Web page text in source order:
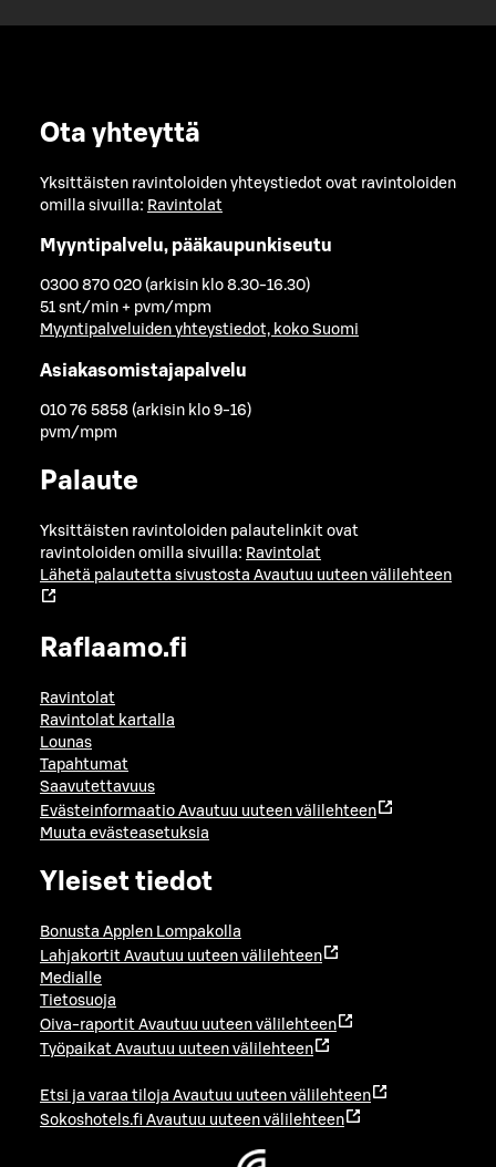
Ota yhteyttä
Yksittäisten ravintoloiden yhteystiedot ovat ravintoloiden
omilla sivuilla: Ravintolat
Myyntipalvelu, pääkaupunkiseutu
0300 870 020 (arkisin klo 8.30-16.30)
51 snt/min + pvm/mpm
Myyntipalveluiden yhteystiedot, koko Suomi
Asiakasomistajapalvelu
010 76 5858 (arkisin klo 9-16)
pvm/mpm
Palaute
Yksittäisten ravintoloiden palautelinkit ovat
ravintoloiden omilla sivuilla: Ravintolat
Lähetä palautetta sivustosta Avautuu uuteen välilehteen
Raflaamo.fi
Ravintolat
Ravintolat kartalla
Lounas
Tapahtumat
Saavutettavuus
Evästeinformaatio Avautuu uuteen välilehteen
Muuta evästeasetuksia
Yleiset tiedot
Bonusta Applen Lompakolla
Lahjakortit Avautuu uuteen välilehteen
Medialle
Tietosuoja
Oiva-raportit Avautuu uuteen välilehteen
Työpaikat Avautuu uuteen välilehteen
Etsi ja varaa tiloja Avautuu uuteen välilehteen
Sokoshotels.fi Avautuu uuteen välilehteen